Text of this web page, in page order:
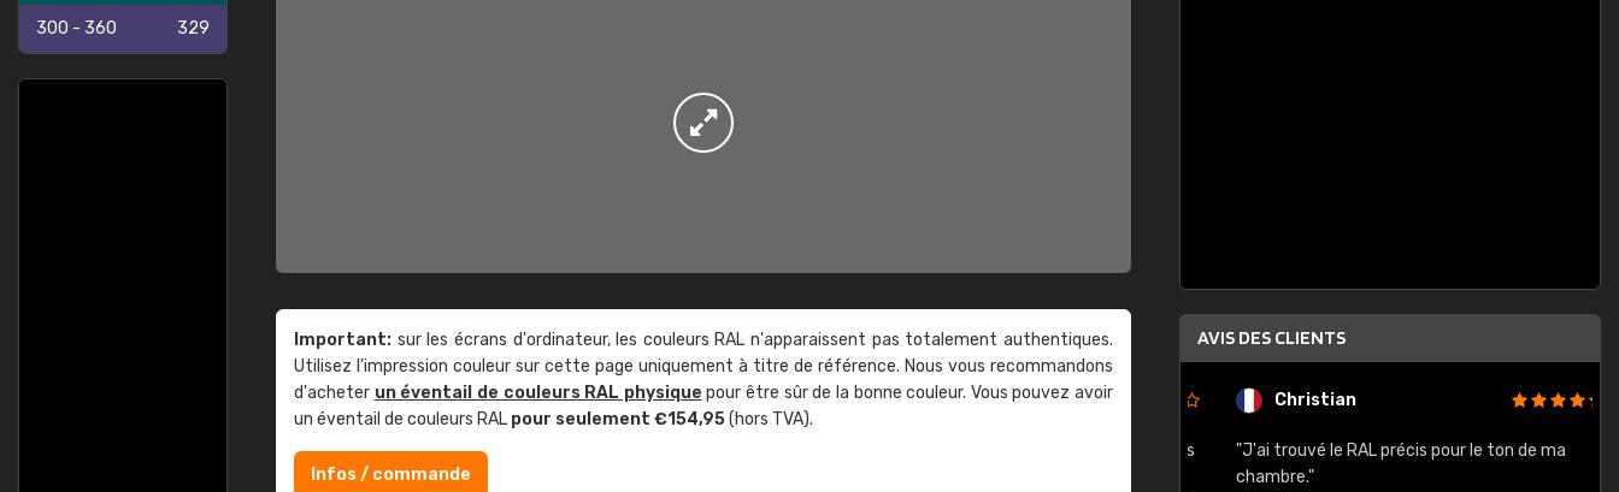
300 - 360 329
Important: sur les écrans d'ordinateur, les couleurs RAL n'apparaissent pas totalement authentiques.
Utilisez l'impression couleur sur cette page uniquement à titre de référence. Nous vous recommandons
d'acheter un éventail de couleurs RAL physique pour être sûr de la bonne couleur. Vous pouvez avoir
un éventail de couleurs RAL pour seulement €154,95(hors TVA).
Infos / commande
AVIS DES CLIENTS
Guillaume Euvrard Christian
"J'ai trouvé le RAL précis pour le ton de ma
chambre."